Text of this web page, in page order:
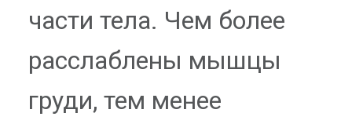
части тела. Чем более
расслаблены мышцы
груди, тем менее